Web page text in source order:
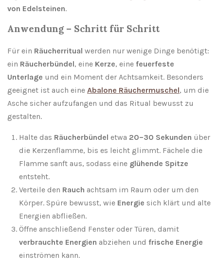
von Edelsteinen.
Anwendung – Schritt für Schritt
Für ein Räucherritual werden nur wenige Dinge benötigt:
ein Räucherbündel, eine Kerze, eine feuerfeste
Unterlage und ein Moment der Achtsamkeit. Besonders
geeignet ist auch eine Abalone Räuchermuschel, um die
Asche sicher aufzufangen und das Ritual bewusst zu
gestalten.
Halte das Räucherbündel etwa 20–30 Sekunden über
die Kerzenflamme, bis es leicht glimmt. Fächele die
Flamme sanft aus, sodass eine glühende Spitze
entsteht.
Verteile den Rauch achtsam im Raum oder um den
Körper. Spüre bewusst, wie Energie sich klärt und alte
Energien abfließen.
Öffne anschließend Fenster oder Türen, damit
verbrauchte Energien abziehen und frische Energie
einströmen kann.